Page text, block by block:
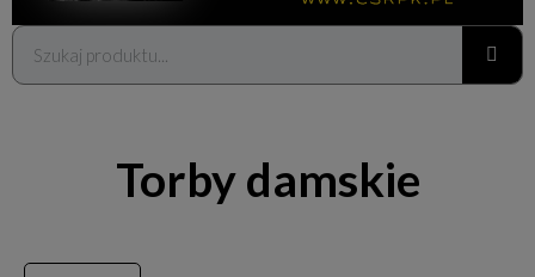
Torby damskie